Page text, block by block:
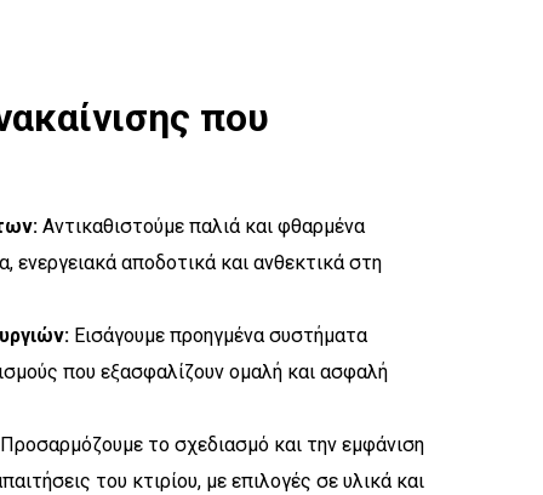
που
Αντικαθιστούμε παλιά και φθαρμένα
ενεργειακά αποδοτικά και ανθεκτικά στη
Εισάγουμε προηγμένα συστήματα
που εξασφαλίζουν ομαλή και ασφαλή
Προσαρμόζουμε το σχεδιασμό και την εμφάνιση
του κτιρίου, με επιλογές σε υλικά και